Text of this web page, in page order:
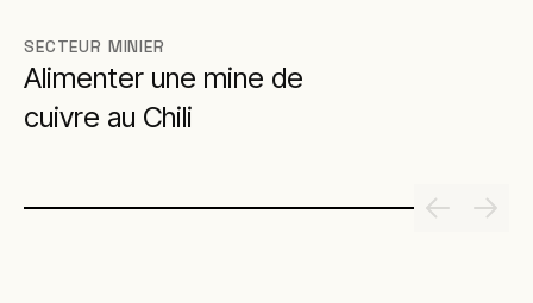
SECTEUR MINIER
Alimenter une mine de
cuivre au Chili